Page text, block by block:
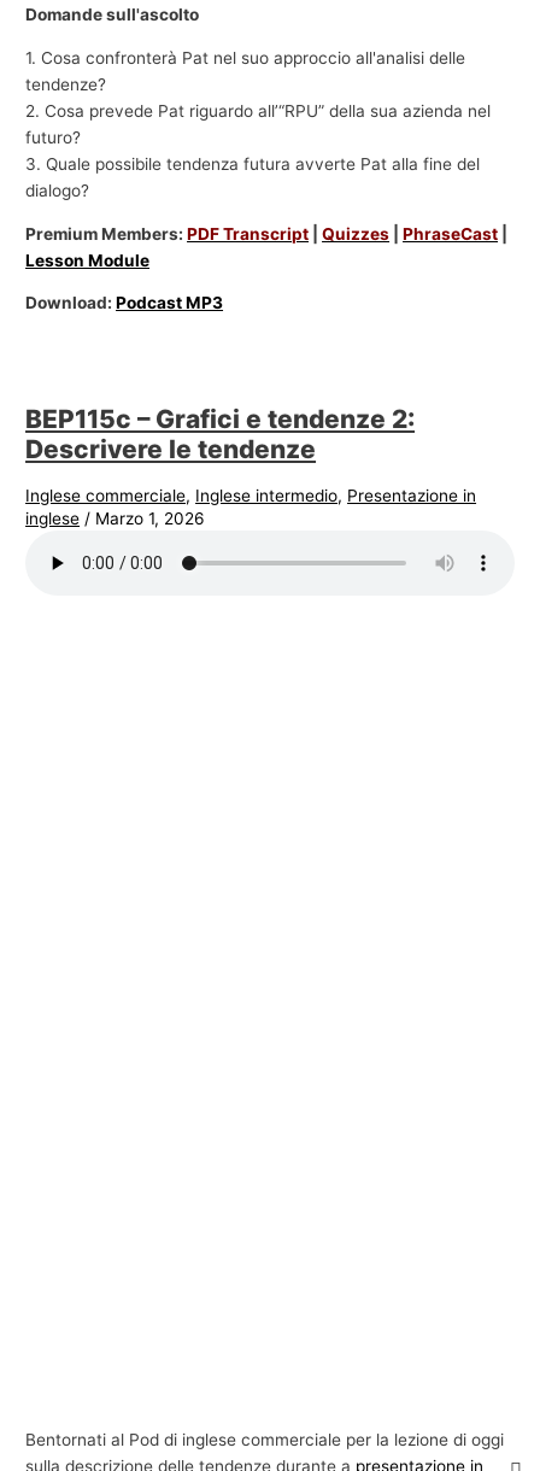
Domande sull'ascolto
1. Cosa confronterà Pat nel suo approccio all'analisi delle
tendenze?
2. Cosa prevede Pat riguardo all’“RPU” della sua azienda nel
futuro?
3. Quale possibile tendenza futura avverte Pat alla fine del
dialogo?
Premium Members:PDF Transcript |Quizzes |PhraseCast
Lesson Module
Download:Podcast MP3
BEP115c – Grafici e tendenze 2:
Descrivere le tendenze
Inglese commerciale, Inglese intermedio, Presentazione in
inglese / Marzo 1, 2026
Bentornati al Pod di inglese commerciale per la lezione di oggi
sulla descrizione delle tendenze durante a presentazione in